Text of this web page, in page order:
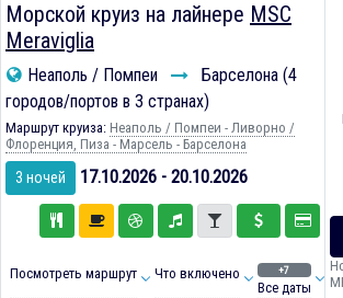
Морской круиз на лайнере MSC
Meraviglia
Неаполь / Помпеи
Барселона (4
городов/портов в 3 странах)
Маршрут круиза: Неаполь / Помпеи - Ливорно /
Флоренция, Пиза - Марсель - Барселона
3 ночей 17.10.2026 - 20.10.2026
Посмотреть маршрут Что включено +7
Все даты